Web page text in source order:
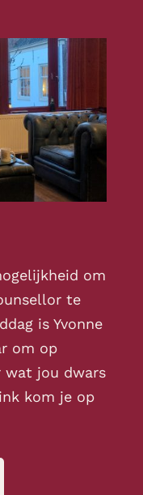
om
te
is Yvonne
om op
wat jou dwars
kom je op